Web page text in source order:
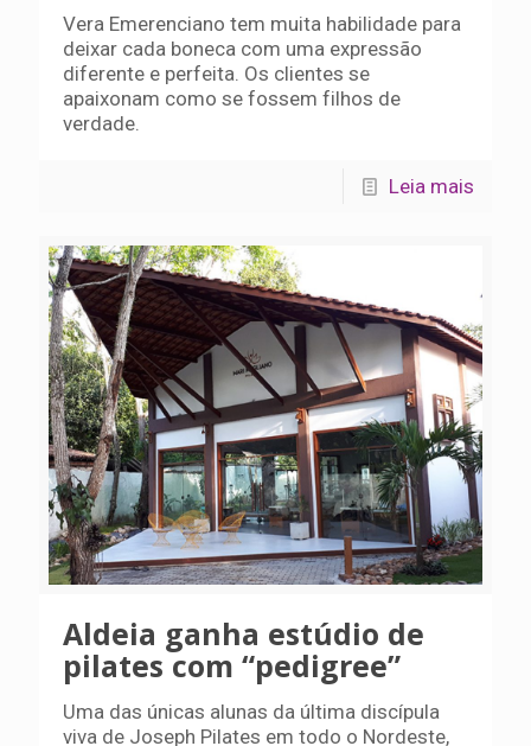
Vera Emerenciano tem muita habilidade para
deixar cada boneca com uma expressão
diferente e perfeita. Os clientes se
apaixonam como se fossem filhos de
verdade.
Leia mais
Aldeia ganha estúdio de
pilates com “pedigree”
Uma das únicas alunas da última discípula
viva de Joseph Pilates em todo o Nordeste,